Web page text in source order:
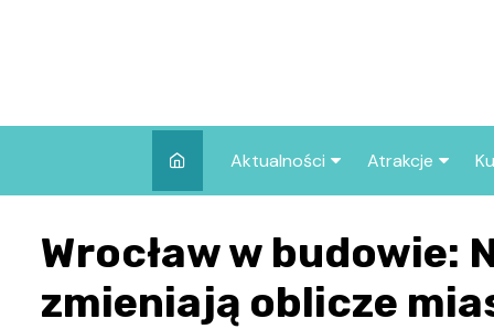
Aktualności
Wszystkie wpisy
Atrakcje
we Wrocławiu
Co warto
Wrocławiu?
Wrocław w budowie:
zmieniają oblicze